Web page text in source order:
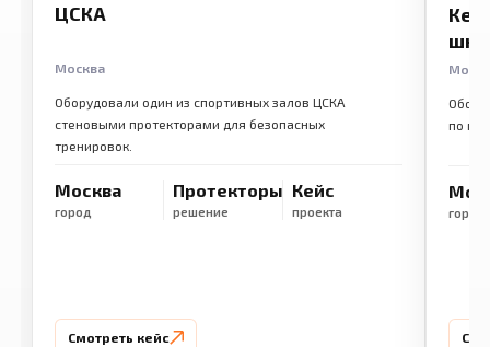
ЦСКА
Москва
Оборудовали один из спортивных залов ЦСКА
стеновыми протекторами для безопасных
тренировок.
Москва
город
Протекторы
решение
Кейс
проекта
Смотреть кейс
по
город